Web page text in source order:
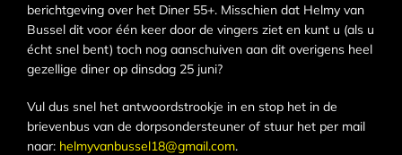
berichtgeving over het Diner 55+. Misschien dat Helmy van
Bussel dit voor één keer door de vingers ziet en kunt u (als u
écht snel bent) toch nog aanschuiven aan dit overigens heel
gezellige diner op dinsdag 25 juni?
Vul dus snel het antwoordstrookje in en stop het in de
brievenbus van de dorpsondersteuner of stuur het per mail
naar: helmyvanbussel18@gmail.com.